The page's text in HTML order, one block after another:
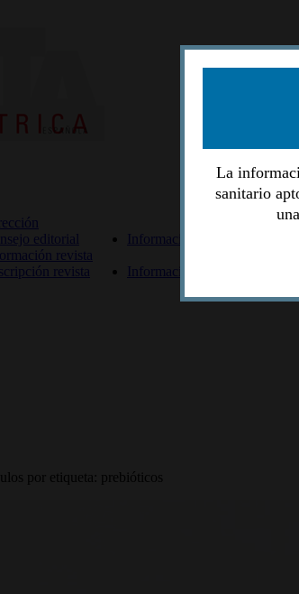
editorial
Información lectores
revista
revista
Información autores
por etiqueta: prebióticos
La
sanitario